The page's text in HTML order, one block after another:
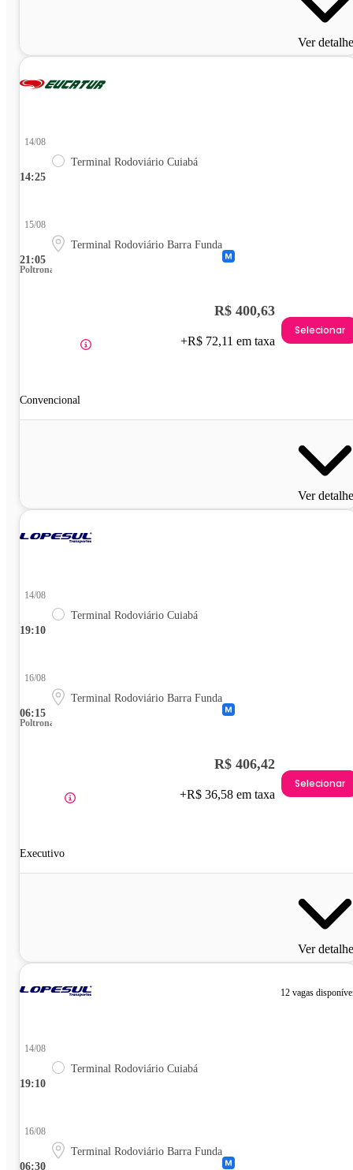
Ver
14:25
14/08
Terminal Rodoviário Cuiabá
21:05
15/08
Terminal Rodoviário Barra Funda
Poltrona
Convencional
R$ 400,63
+R$ 72,11 em taxa
Selecionar
Ver
19:10
14/08
Terminal Rodoviário Cuiabá
06:15
16/08
Terminal Rodoviário Barra Funda
Poltrona
Executivo
R$ 406,42
+R$ 36,58 em taxa
Selecionar
Ver
12 vagas
19:10
14/08
Terminal Rodoviário Cuiabá
06:30
16/08
Terminal Rodoviário Barra Funda